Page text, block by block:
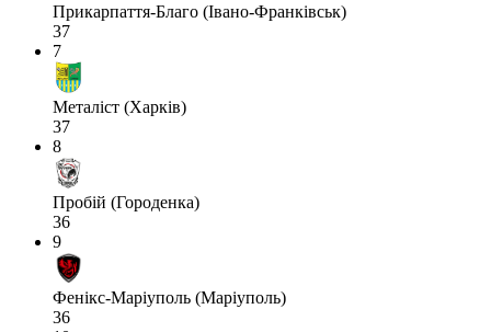
Прикарпаття-Благо (Івано-Франківськ)
37
7
Металіст (Харків)
37
8
Пробій (Городенка)
36
9
Фенікс-Маріуполь (Маріуполь)
36